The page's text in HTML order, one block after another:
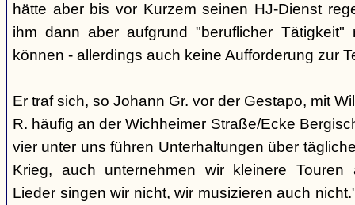
hätte aber bis vor Kurzem seinen HJ-Dienst
ihm dann aber aufgrund "beruflicher Tätigkeit"
können - allerdings auch keine Aufforderung zur
Er traf sich, so Johann Gr. vor der Gestapo, mit
R. häufig an der Wichheimer Straße/Ecke
vier unter uns führen Unterhaltungen über
Krieg, auch unternehmen wir kleinere Touren
Lieder singen wir nicht, wir musizieren auch